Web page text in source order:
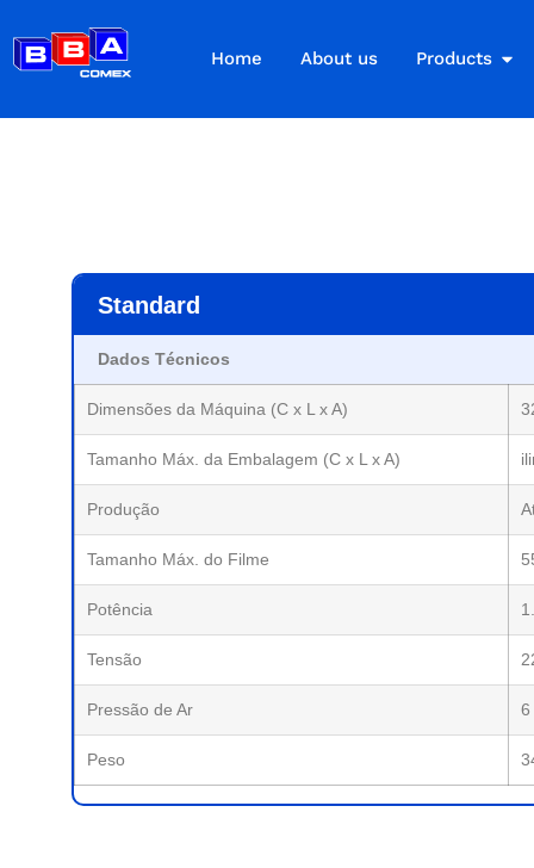
Home About us Products
Standard
Dados Técnicos
Dimensões da Máquina (C x L x A)
Tamanho Máx. da Embalagem (C x L x A)
Produção
Tamanho Máx. do Filme
Potência
Tensão
Pressão de Ar 6
Peso